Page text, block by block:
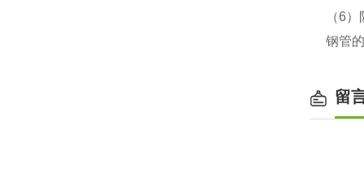
（6
钢管
留